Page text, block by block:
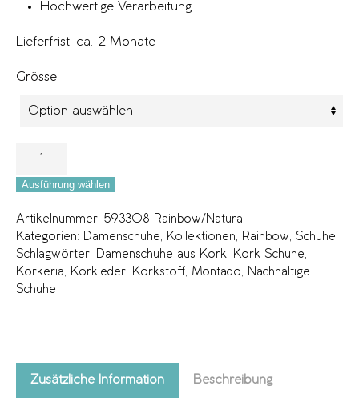
Hochwertige Verarbeitung
Lieferfrist: ca. 2 Monate
Grösse
Ausführung wählen
Artikelnummer: 593308 Rainbow/Natural
Kategorien: Damenschuhe, Kollektionen, Rainbow, Schuhe
Schlagwörter: Damenschuhe aus Kork, Kork Schuhe,
Korkeria, Korkleder, Korkstoff, Montado,
Nachhaltige
Schuhe
Zusätzliche Information Beschreibung